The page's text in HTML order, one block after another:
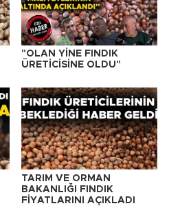
"OLAN YİNE FINDIK
ÜRETİCİSİNE OLDU"
TARIM VE ORMAN
BAKANLIĞI FINDIK
FİYATLARINI AÇIKLADI